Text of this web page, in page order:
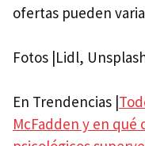
ofertas pueden
Fotos |Lidl,
En Trendencias |
McFadden y en